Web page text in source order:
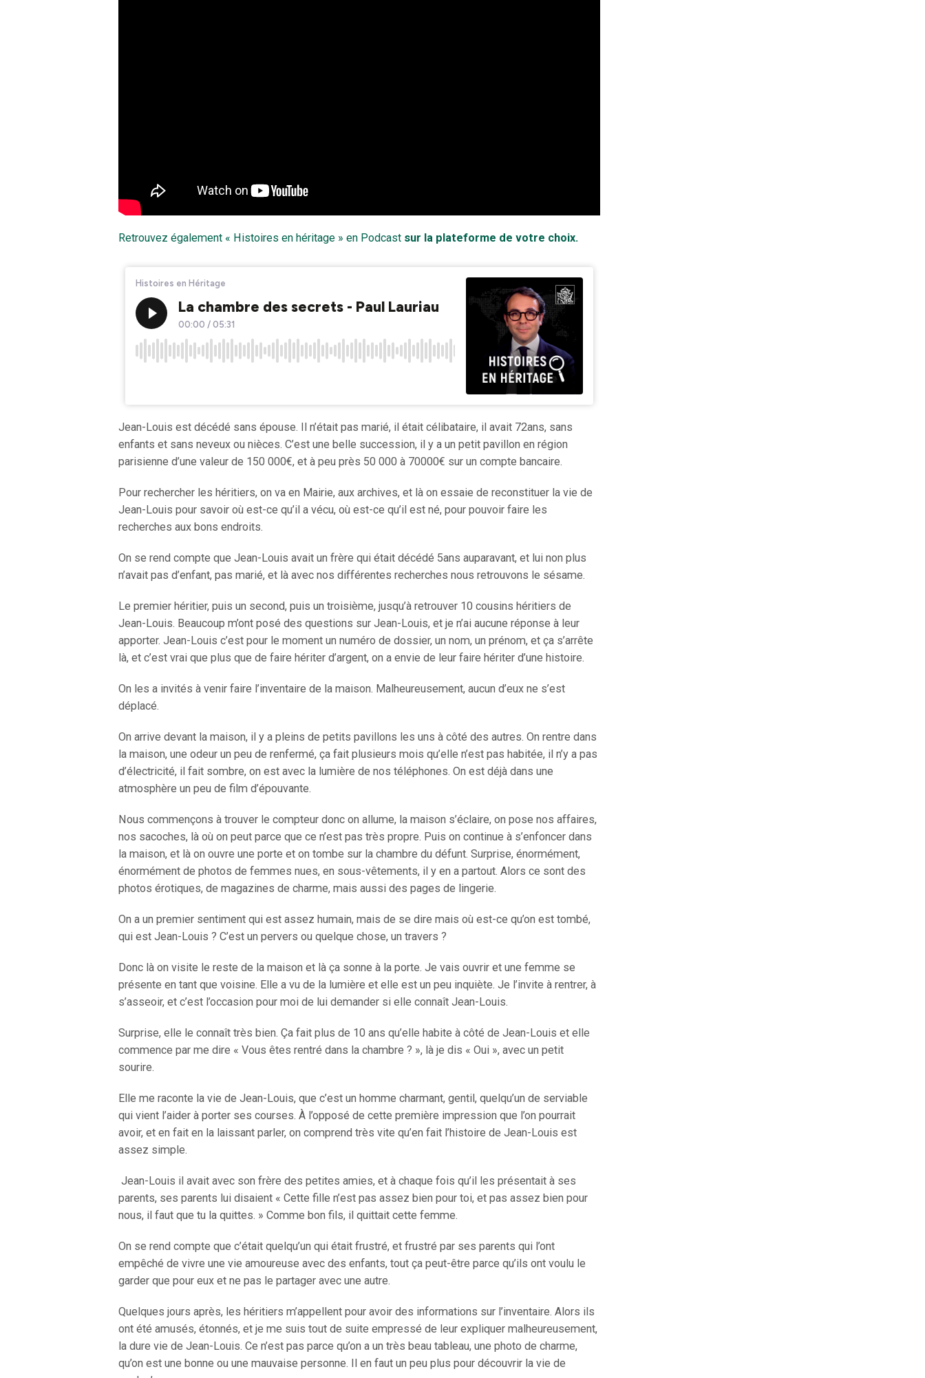
Retrouvez également « Histoires en héritage » en Podcast sur la plateforme de votre choix.
Jean-Louis est décédé sans épouse. Il n’était pas marié, il était célibataire, il avait 72ans, sans
enfants et sans neveux ou nièces. C’est une belle succession, il y a un petit pavillon en région
parisienne d’une valeur de 150 000€, et à peu près 50 000 à 70000€ sur un compte bancaire.
Pour rechercher les héritiers, on va en Mairie, aux archives, et là on essaie de reconstituer la vie de
Jean-Louis pour savoir où est-ce qu’il a vécu, où est-ce qu’il est né, pour pouvoir faire les
recherches aux bons endroits.
On se rend compte que Jean-Louis avait un frère qui était décédé 5ans auparavant, et lui non plus
n’avait pas d’enfant, pas marié, et là avec nos différentes recherches nous retrouvons le sésame.
Le premier héritier, puis un second, puis un troisième, jusqu’à retrouver 10 cousins héritiers de
Jean-Louis. Beaucoup m’ont posé des questions sur Jean-Louis, et je n’ai aucune réponse à leur
apporter. Jean-Louis c’est pour le moment un numéro de dossier, un nom, un prénom, et ça s’arrête
là, et c’est vrai que plus que de faire hériter d’argent, on a envie de leur faire hériter d’une histoire.
On les a invités à venir faire l’inventaire de la maison. Malheureusement, aucun d’eux ne s’est
déplacé.
On arrive devant la maison, il y a pleins de petits pavillons les uns à côté des autres. On rentre dans
la maison, une odeur un peu de renfermé, ça fait plusieurs mois qu’elle n’est pas habitée, il n’y a pas
d’électricité, il fait sombre, on est avec la lumière de nos téléphones. On est déjà dans une
atmosphère un peu de film d’épouvante.
Nous commençons à trouver le compteur donc on allume, la maison s’éclaire, on pose nos affaires,
nos sacoches, là où on peut parce que ce n’est pas très propre. Puis on continue à s’enfoncer dans
la maison, et là on ouvre une porte et on tombe sur la chambre du défunt. Surprise, énormément,
énormément de photos de femmes nues, en sous-vêtements, il y en a partout. Alors ce sont des
photos érotiques, de magazines de charme, mais aussi des pages de lingerie.
On a un premier sentiment qui est assez humain, mais de se dire mais où est-ce qu’on est tombé,
qui est Jean-Louis ? C’est un pervers ou quelque chose, un travers ?
Donc là on visite le reste de la maison et là ça sonne à la porte. Je vais ouvrir et une femme se
présente en tant que voisine. Elle a vu de la lumière et elle est un peu inquiète. Je l’invite à rentrer, à
s’asseoir, et c’est l’occasion pour moi de lui demander si elle connaît Jean-Louis.
Surprise, elle le connaît très bien. Ça fait plus de 10 ans qu’elle habite à côté de Jean-Louis et elle
commence par me dire « Vous êtes rentré dans la chambre ? », là je dis « Oui », avec un petit
sourire.
Elle me raconte la vie de Jean-Louis, que c’est un homme charmant, gentil, quelqu’un de serviable
qui vient l’aider à porter ses courses. À l’opposé de cette première impression que l’on pourrait
avoir, et en fait en la laissant parler, on comprend très vite qu’en fait l’histoire de Jean-Louis est
assez simple.
Jean-Louis il avait avec son frère des petites amies, et à chaque fois qu’il les présentait à ses
parents, ses parents lui disaient « Cette fille n’est pas assez bien pour toi, et pas assez bien pour
nous, il faut que tu la quittes. » Comme bon fils, il quittait cette femme.
On se rend compte que c’était quelqu’un qui était frustré, et frustré par ses parents qui l’ont
empêché de vivre une vie amoureuse avec des enfants, tout ça peut-être parce qu’ils ont voulu le
garder que pour eux et ne pas le partager avec une autre.
Quelques jours après, les héritiers m’appellent pour avoir des informations sur l’inventaire. Alors ils
ont été amusés, étonnés, et je me suis tout de suite empressé de leur expliquer malheureusement,
la dure vie de Jean-Louis. Ce n’est pas parce qu’on a un très beau tableau, une photo de charme,
qu’on est une bonne ou une mauvaise personne. Il en faut un peu plus pour découvrir la vie de